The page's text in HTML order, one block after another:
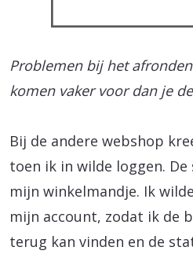
Problemen bij het
komen vaker voor dan je
Bij de andere webshop
toen ik in wilde loggen. De
mijn winkelmandje. Ik
mijn account, zodat ik de
terug kan vinden en de